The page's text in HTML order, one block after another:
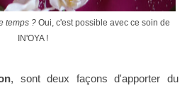
temps ?Oui, c'est possible avec ce soin de
IN'OYA !
, sont deux façons d'apporter du